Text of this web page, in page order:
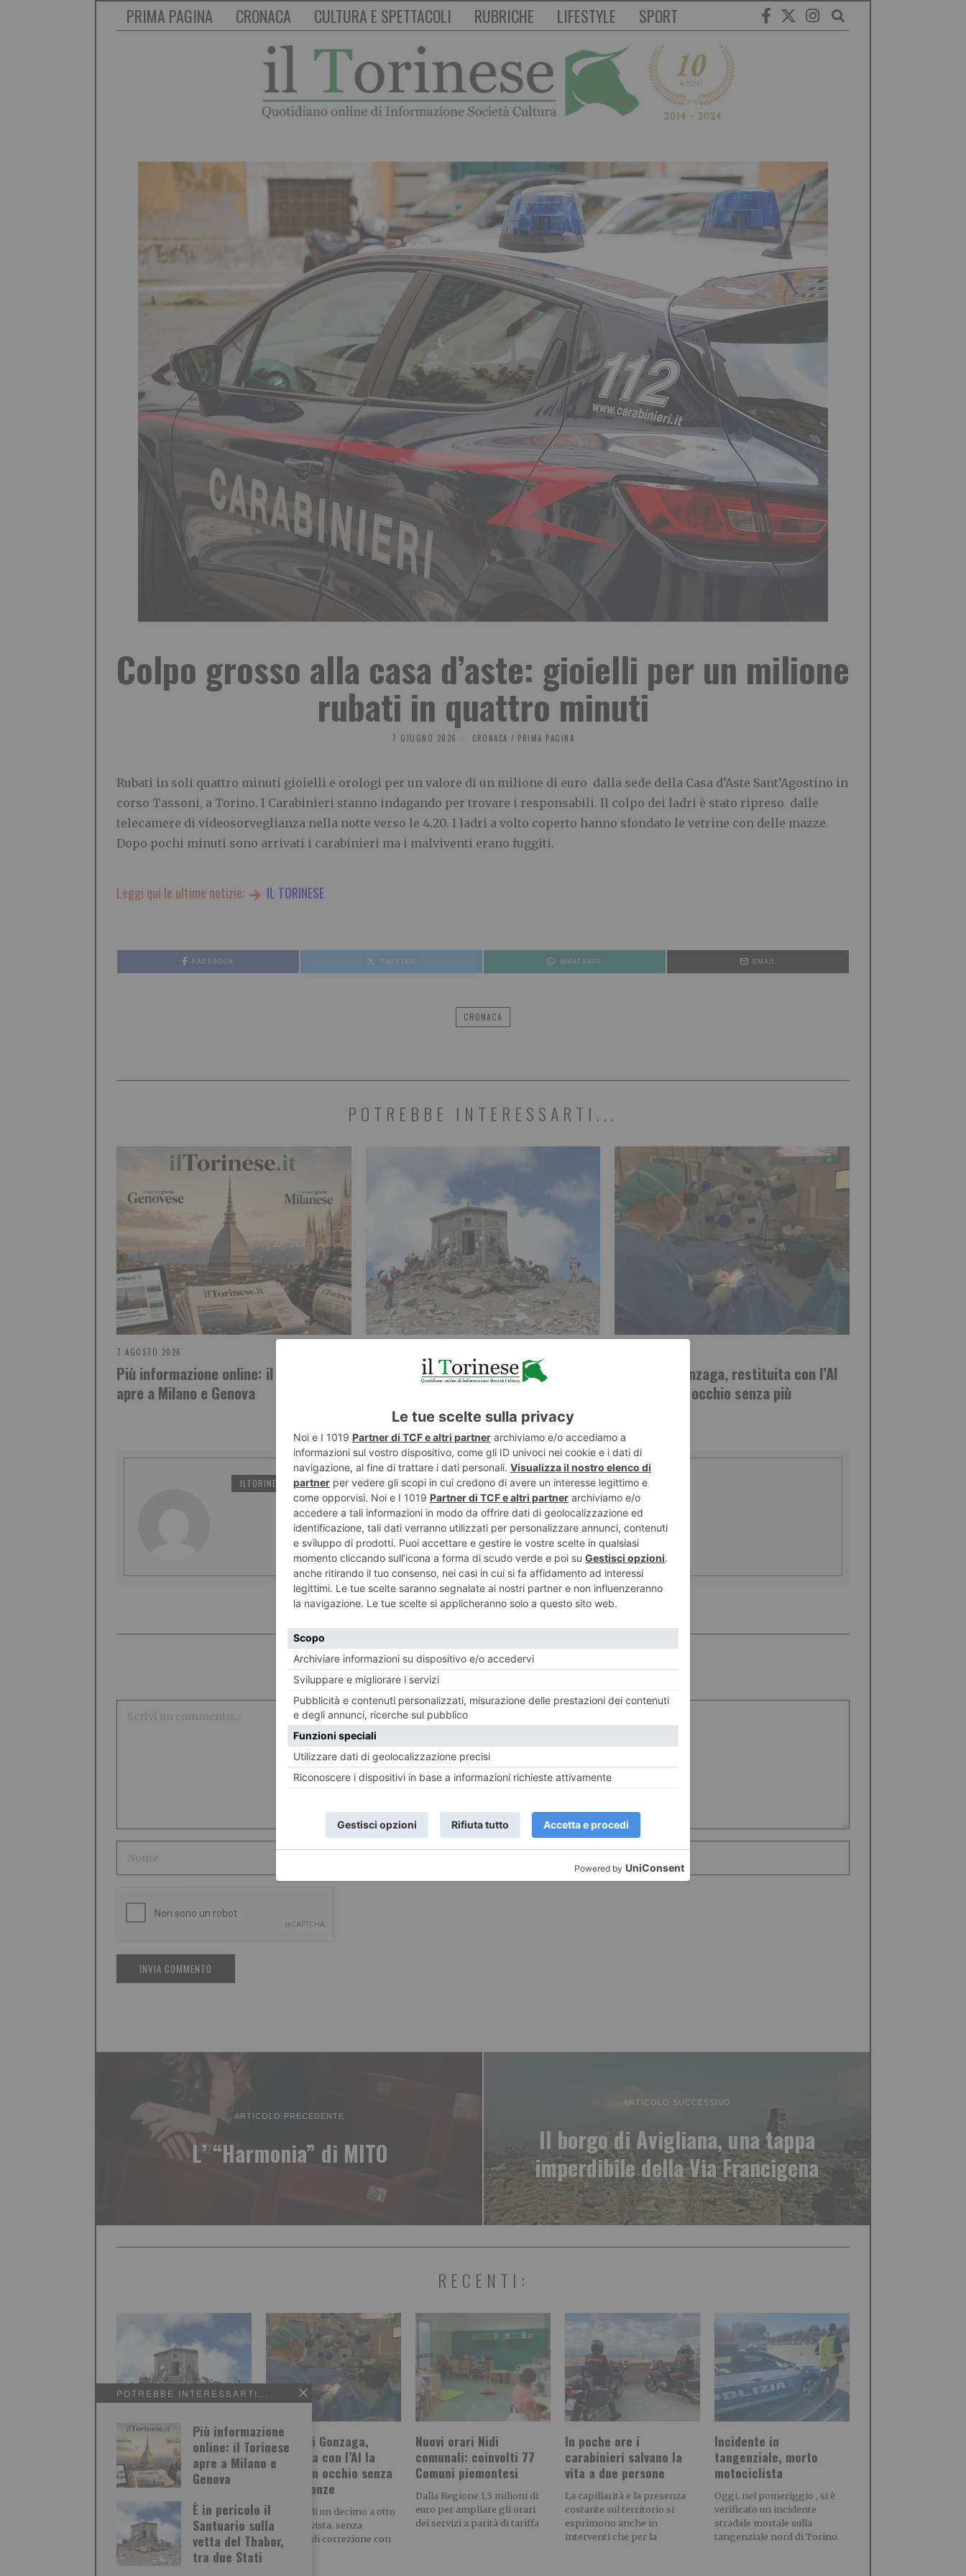
PRIMA PAGINA CRONACA CULTURA E SPETTACOLI RUBRICHE LIFESTYLE SPORT
Colpo grosso alla casa d’aste: gioielli per un milione
rubati in quattro minuti
7 GIUGNO 2026 CRONACA / PRIMA PAGINA
Rubati in soli quattro minuti gioielli e orologi per un valore di un milione di euro dalla sede della Casa d’Aste Sant’Agostino in
corso Tassoni, a Torino. I Carabinieri stanno indagando per trovare i responsabili. Il colpo dei ladri è stato ripreso dalle
telecamere di videosorveglianza nella notte verso le 4.20. I ladri a volto coperto hanno sfondato le vetrine con delle mazze.
Dopo pochi minuti sono arrivati i carabinieri ma i malviventi erano fuggiti.
Leggi qui le ultime notizie: IL TORINESE
FACEBOOK TWITTER WHATSAPP EMAIL
CRONACA
POTREBBE INTERESSARTI...
7 AGOSTO 2026
Più informazione online: il Torinese
apre a Milano e Genova
È in pericolo il Santuario sulla vetta
San Luigi Gonzaga, restituita con l’AI
la vista a un occhio senza più
ILTORINESE POST RECENTI
LASCIA UN COMMENTO
POTREBBE INTERESSARTI...
Più informazione
online: il Torinese
apre a Milano e
Genova
È in pericolo il
Santuario sulla
vetta del Thabor,
tra due Stati
ARTICOLO PRECEDENTE
L’ “Harmonia” di MITO
ARTICOLO SUCCESSIVO
Il borgo di Avigliana, una tappa
imperdibile della Via Francigena
RECENTI:
È in pericolo il Santuario
sulla vetta del Thabor,
tra due Stati
a 3178 metri sulla vetta del
Monte Thabor. Si trova in
territorio
San Luigi Gonzaga,
restituita con l’AI la
vista a un occhio senza
più speranze
Da meno di un decimo a otto
decimi di vista, senza
necessità di correzione con
Nuovi orari Nidi
comunali: coinvolti 77
Comuni piemontesi
Dalla Regione 1,5 milioni di
euro per ampliare gli orari
dei servizi a parità di tariffa
In poche ore i
carabinieri salvano la
vita a due persone
La capillarità e la presenza
costante sul territorio si
esprimono anche in
interventi che per la
Incidente in
tangenziale, morto
motociclista
Oggi, nel pomeriggio , si è
verificato un incidente
stradale mortale sulla
tangenziale nord di Torino.